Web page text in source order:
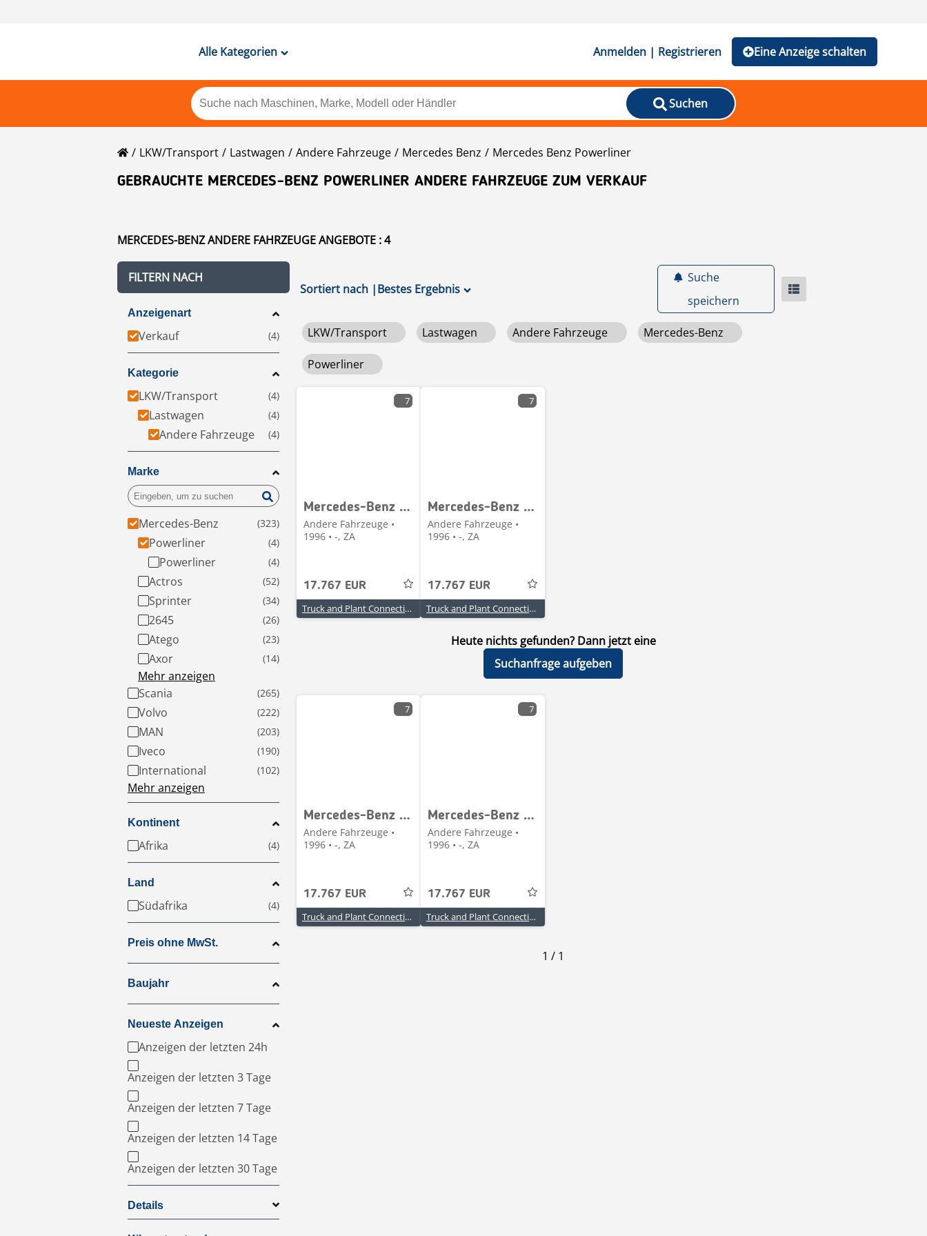
Alle Kategorien Anmelden | Registrieren Eine Anzeige schalten
Suchen
LKW/Transport Lastwagen Andere Fahrzeuge Mercedes Benz
Mercedes Benz Powerliner
GEBRAUCHTE MERCEDES-BENZ POWERLINER ANDERE FAHRZEUGE ZUM VERKAUF
MERCEDES-BENZ ANDERE FAHRZEUGE ANGEBOTE : 4
FILTERN NACH
Anzeigenart
Verkauf
Kategorie
LKW/Transport
Lastwagen
Andere Fahrzeuge
Marke
Mercedes-Benz
Powerliner
Powerliner
Actros
Sprinter
2645
Atego
Axor
Mehr anzeigen
Scania
Volvo
MAN
Iveco
International
Mehr anzeigen
Kontinent
Afrika
Land
Südafrika
Preis ohne MwSt.
Baujahr
Neueste Anzeigen
Anzeigen der letzten 24h
Anzeigen der letzten 3 Tage
Anzeigen der letzten 7 Tage
Anzeigen der letzten 14 Tage
Anzeigen der letzten 30 Tage
Details
Sortiert nach |Bestes Ergebnis
Suche
speichern
LKW/Transport Lastwagen Andere Fahrzeuge Mercedes-Benz
Powerliner
7
Mercedes-Benz Powerliner
Andere Fahrzeuge •
1996 • -, ZA
17.767 EUR
Truck and Plant Connection
7
Mercedes-Benz Powerliner
Andere Fahrzeuge •
1996 • -, ZA
17.767 EUR
Truck and Plant Connection
Heute nichts gefunden? Dann jetzt eine
Suchanfrage aufgeben
7
Mercedes-Benz Powerliner
Andere Fahrzeuge •
1996 • -, ZA
17.767 EUR
Truck and Plant Connection
7
Mercedes-Benz Powerliner
Andere Fahrzeuge •
1996 • -, ZA
17.767 EUR
Truck and Plant Connection
1 / 1